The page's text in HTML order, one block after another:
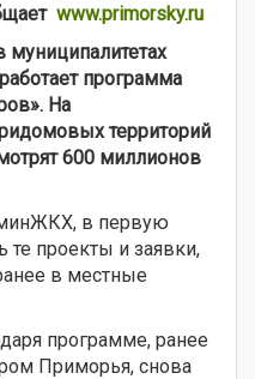
www.primorsky.ru
программа
На
территорий
600 миллионов
в первую
те проекты и заявки,
в местные
программе, ранее
Приморья, снова